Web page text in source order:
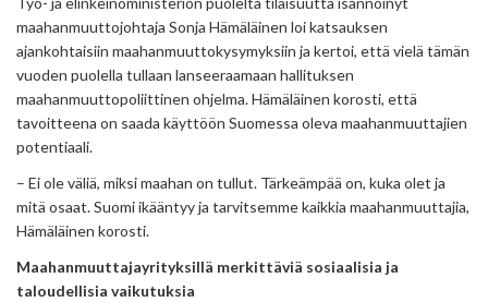
maahanmuuttojohtaja Sonja Hämäläinen loi katsauksen
ajankohtaisiin maahanmuuttokysymyksiin ja kertoi, että vielä tämän
vuoden puolella tullaan lanseeraamaan hallituksen
maahanmuuttopoliittinen ohjelma. Hämäläinen korosti, että
tavoitteena on saada käyttöön Suomessa oleva maahanmuuttajien
potentiaali.
– Ei ole väliä, miksi maahan on tullut. Tärkeämpää on, kuka olet ja
mitä osaat. Suomi ikääntyy ja tarvitsemme kaikkia maahanmuuttajia,
Hämäläinen korosti.
Maahanmuuttajayrityksillä merkittäviä sosiaalisia ja
taloudellisia vaikutuksia